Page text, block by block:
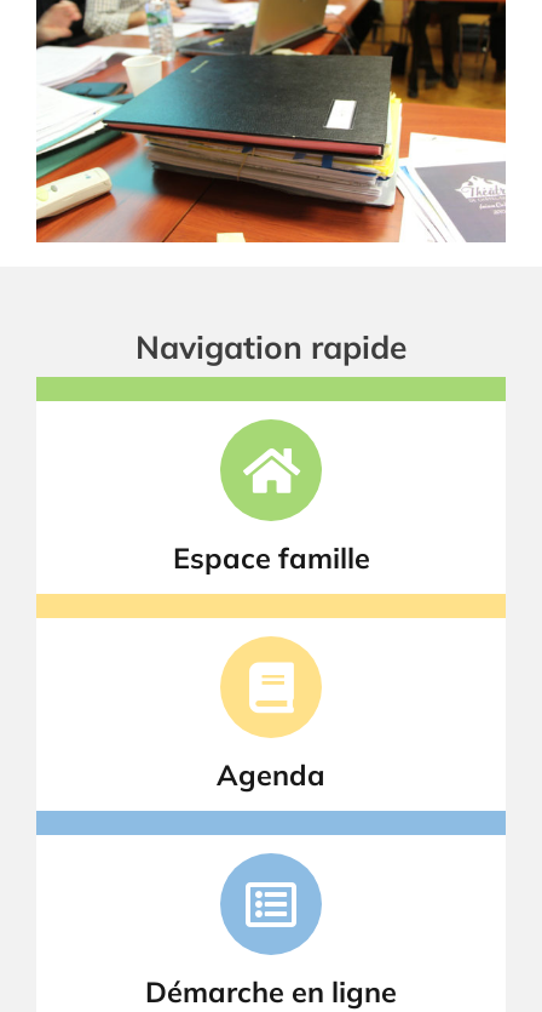
Navigation rapide
Espace famille
Agenda
Démarche en ligne